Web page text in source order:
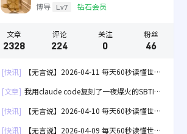
博导 Lv7 钻石会员
文章
2328
评论
224
关注
0
粉丝
46
[快讯]
【无言说】2026-04-11 每天60秒读懂世
[文章] 我用claude code复刻了一夜爆火的SBTI
[快讯]
【无言说】2026-04-10 每天60秒读懂世
[快讯]
【无言说】2026-04-09 每天60秒读懂世